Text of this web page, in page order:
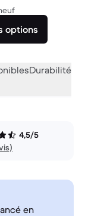
contre 959,00 €
options
Durabilité
4,5/5
en